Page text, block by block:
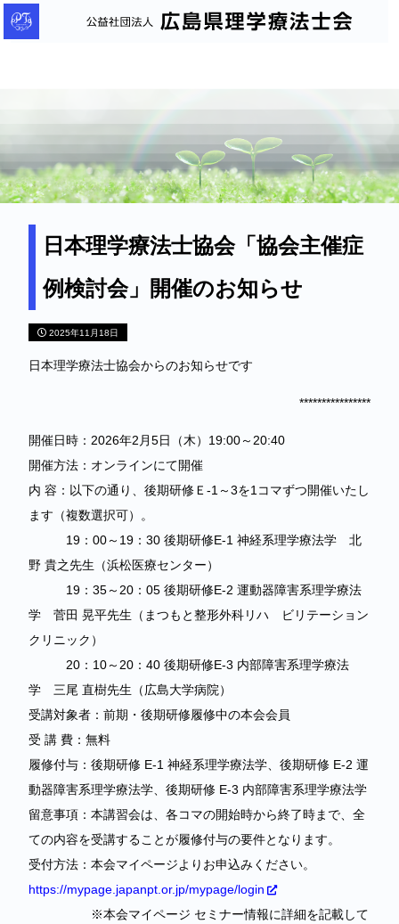
公
益
島
日本理学療法士協会「協会主催症
例検討会」開催のお知らせ
2025年11月18日
日本理学療法士協会からのお知らせです
****************
開催日時：2026年2月5日（木）19:00～20:40
開催方法：オンラインにて開催
内 容：以下の通り、後期研修Ｅ-1～3を1コマずつ開催いたし
ます（複数選択可）。
19：00～19：30 後期研修E-1 神経系理学療法学 北
野 貴之先生（浜松医療センター）
19：35～20：05 後期研修E-2 運動器障害系理学療法
学 菅田 晃平先生（まつもと整形外科リハ ビリテーション
クリニック）
20：10～20：40 後期研修E-3 内部障害系理学療法
学 三尾 直樹先生（広島大学病院）
受講対象者：前期・後期研修履修中の本会会員
受 講 費：無料
履修付与：後期研修 E-1 神経系理学療法学、後期研修 E-2 運
動器障害系理学療法学、後期研修 E-3 内部障害系理学療法学
留意事項：本講習会は、各コマの開始時から終了時まで、全
ての内容を受講することが履修付与の要件となります。
受付方法：本会マイページよりお申込みください。
https://mypage.japanpt.or.jp/mypage/login
※本会マイページ セミナー情報に詳細を記載して